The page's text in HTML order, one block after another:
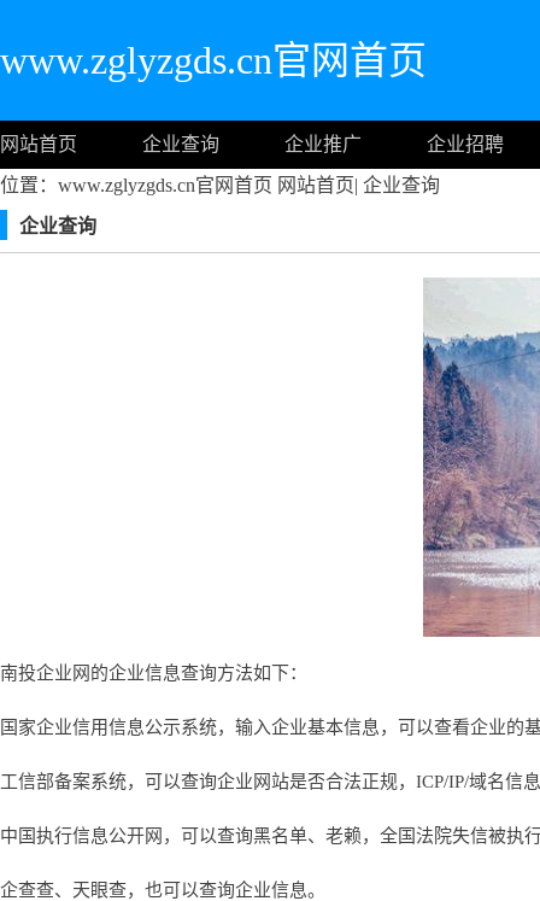
www.zglyzgds.cn官网首页
网站首页 企业查询 企业推广
企业招聘
位置：www.zglyzgds.cn官网首页 网站首页| 企业查询
企业查询
南投企业网的企业信息查询方法如下：
国家企业信用信息公示系统，输入企业基本信息，可以查看企业的
工信部备案系统，可以查询企业网站是否合法正规，ICP/IP/域名信
中国执行信息公开网，可以查询黑名单、老赖，全国法院失信被执
企查查、天眼查，也可以查询企业信息。